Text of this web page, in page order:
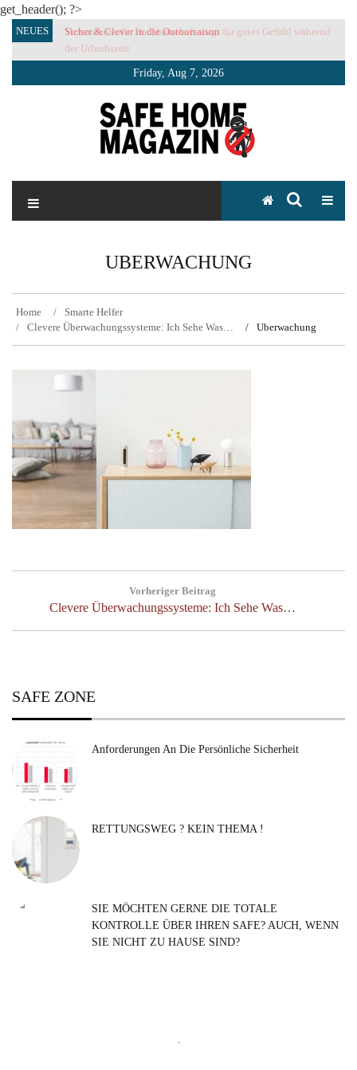
get_header(); ?>
SkipNEUES Sicher & Clever in die Outoorsaison
Vertrauensvolle Nachbarschaft sorgt für gutes Gefühl während
der Urlaubszeit
Friday, Aug 7, 2026
SAFE HOME Magazin
UBERWACHUNG
Home
Smarte Helfer
Clevere Überwachungssysteme: Ich Sehe Was…
Uberwachung
Vorheriger Beitrag
Previous
Clevere Überwachungssysteme: Ich Sehe Was…
SAFE ZONE
Anforderungen An Die Persönliche Sicherheit
RETTUNGSWEG ? KEIN THEMA !
SIE MÖCHTEN GERNE DIE TOTALE
KONTROLLE ÜBER IHREN SAFE? AUCH, WENN
SIE NICHT ZU HAUSE SIND?